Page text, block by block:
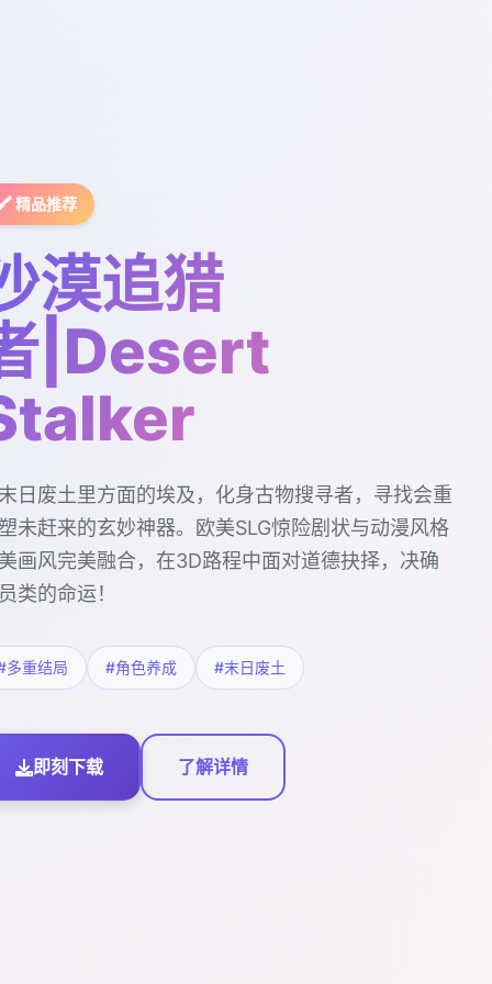
精品推荐
漠追猎
|Desert
日废土里方面的埃及，化身古物搜寻者，寻找会重
未赶来的玄妙神器。欧美SLG惊险剧状与动漫风格
画风完美融合，在3D路程中面对道德抉择，决确
类的命运！
多重结局 #角色养成 #末日废土
即刻下载 了解详情